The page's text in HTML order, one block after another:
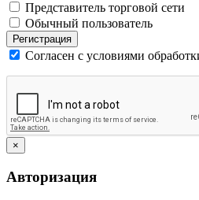
Представитель торговой сети
Обычный пользователь
Регистрация
Согласен с условиями
×
Авторизация